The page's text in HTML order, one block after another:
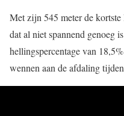
Met zijn 545 meter de
dat al niet spannend genoeg
hellingspercentage van
wennen aan de afdaling